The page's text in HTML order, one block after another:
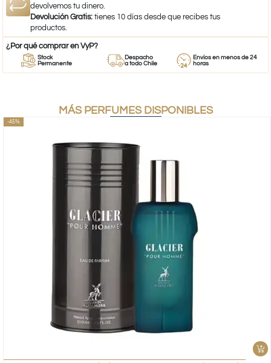
devolvemos tu dinero.
Devolución Gratis: tienes 10 días desde que recibes tus
productos.
¿Por qué comprar en VyP?
Stock
Permanente
Despacho
a todo Chile
Envíos en menos de 24
horas
MÁS PERFUMES DISPONIBLES
-45%